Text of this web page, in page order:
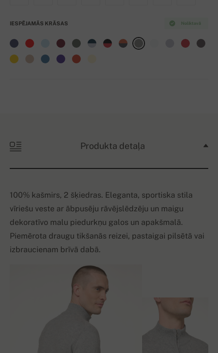
Noliktavā
IESPĒJAMĀS KRĀSAS
Produkta detaļa
100% kašmirs, 2 šķiedras. Eleganta, sportiska stila
vīriešu veste ar ābpusēju rāvējslēdzēju un maigu
dekoratīvo malu piedurkņu galos un apakšmalā.
Piemērota draugu tikšanās reizei, pastaigai pilsētā vai
izbraucienam brīvā dabā.